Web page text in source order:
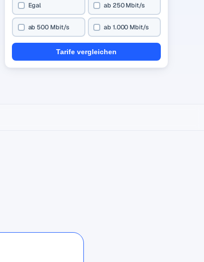
Egal ab 250 Mbit/s
ab 500 Mbit/s ab 1.000 Mbit/s
Tarife vergleichen